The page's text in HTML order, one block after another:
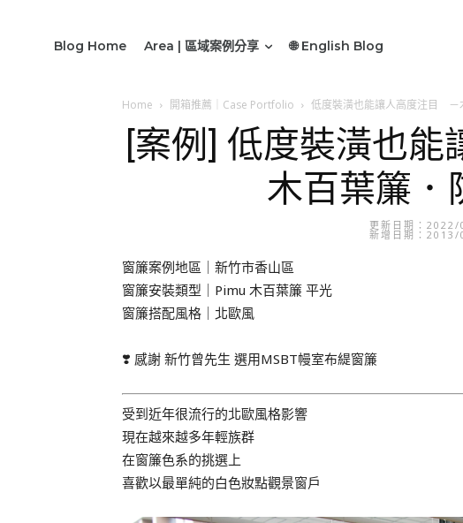
Blog Home Area | 區域案例分享 🌐 English Blog
Home 開箱推薦｜Case Portfolio 低度裝潢也能讓人高度注目 －
[案例] 低度裝潢也
木百葉簾．
更新日期：
新增日期：
窗簾案例地區｜新竹市香山區
窗簾安裝類型｜Pimu 木百葉簾 平光
窗簾搭配風格｜北歐風
❣️ 感謝 新竹曾先生 選用MSBT幔室布緹窗簾
受到近年很流行的北歐風格影響
現在越來越多年輕族群
在窗簾色系的挑選上
喜歡以最單純的白色妝點觀景窗戶